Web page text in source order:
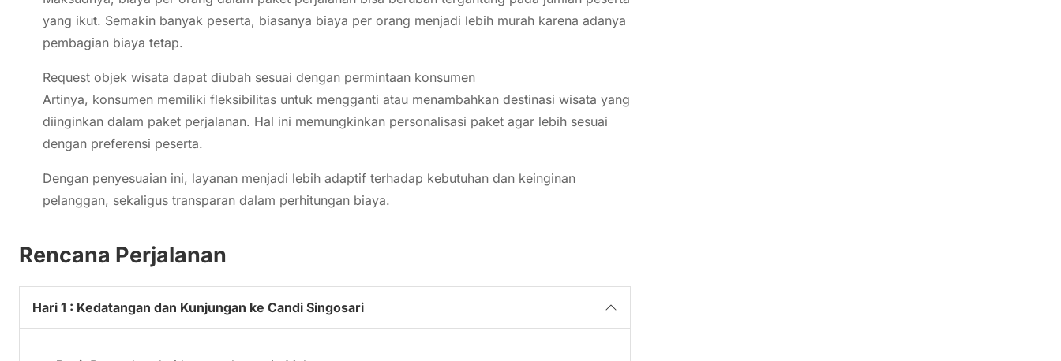
yang ikut. Semakin banyak peserta, biasanya biaya per orang menjadi lebih murah karena adanya
pembagian biaya tetap.
Request objek wisata dapat diubah sesuai dengan permintaan konsumen
Artinya, konsumen memiliki fleksibilitas untuk mengganti atau menambahkan destinasi wisata yang
diinginkan dalam paket perjalanan. Hal ini memungkinkan personalisasi paket agar lebih sesuai
dengan preferensi peserta.
Dengan penyesuaian ini, layanan menjadi lebih adaptif terhadap kebutuhan dan keinginan
pelanggan, sekaligus transparan dalam perhitungan biaya.
Rencana Perjalanan
Hari 1 : Kedatangan dan Kunjungan ke Candi Singosari